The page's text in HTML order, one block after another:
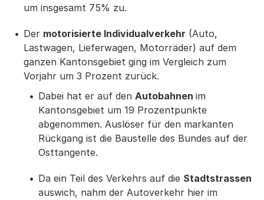
um insgesamt 75% zu.
Der motorisierte Individualverkehr (Auto,
Lastwagen, Lieferwagen, Motorräder) auf dem
ganzen Kantonsgebiet ging im Vergleich zum
Vorjahr um 3 Prozent zurück.
Dabei hat er auf den Autobahnen im
Kantonsgebiet um 19 Prozentpunkte
abgenommen. Auslöser für den markanten
Rückgang ist die Baustelle des Bundes auf der
Osttangente.
Da ein Teil des Verkehrs auf die Stadtstrassen
auswich, nahm der Autoverkehr hier im